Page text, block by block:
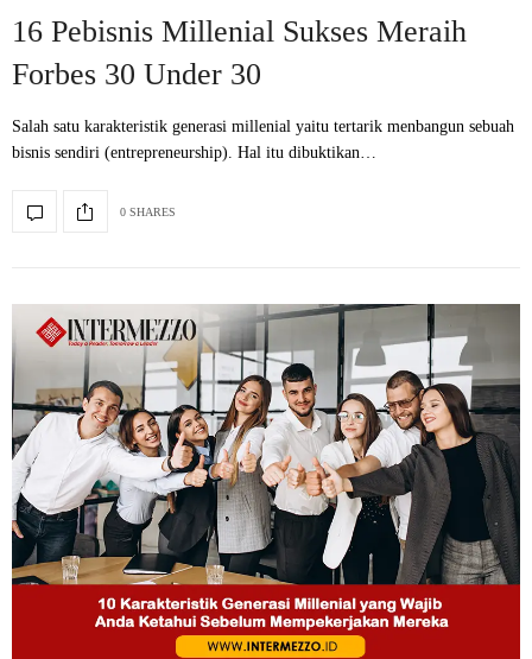
16 Pebisnis Millenial Sukses Meraih
Forbes 30 Under 30
Salah satu karakteristik generasi millenial yaitu tertarik menbangun sebuah
bisnis sendiri (entrepreneurship). Hal itu dibuktikan…
0 SHARES